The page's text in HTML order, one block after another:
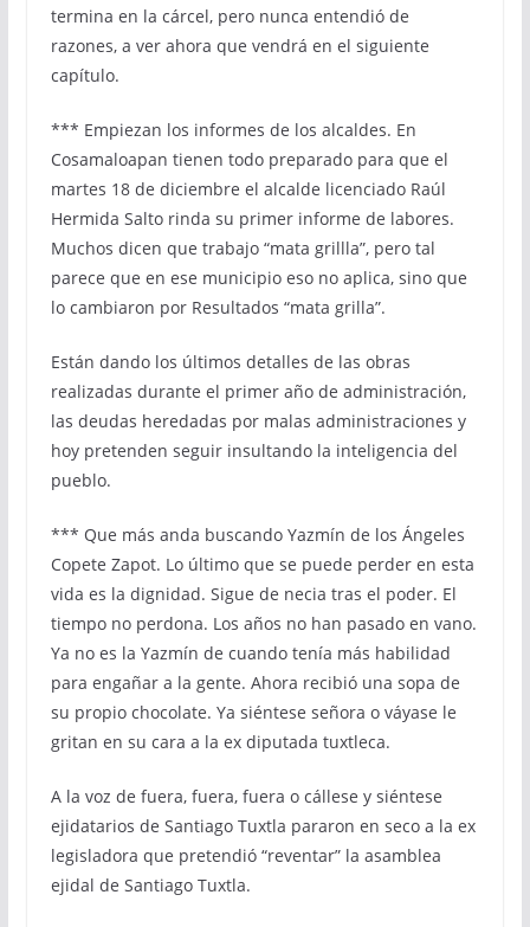
termina en la cárcel, pero nunca entendió de
razones, a ver ahora que vendrá en el siguiente
capítulo.
*** Empiezan los informes de los alcaldes. En
Cosamaloapan tienen todo preparado para que el
martes 18 de diciembre el alcalde licenciado Raúl
Hermida Salto rinda su primer informe de labores.
Muchos dicen que trabajo “mata grillla”, pero tal
parece que en ese municipio eso no aplica, sino que
lo cambiaron por Resultados “mata grilla”.
Están dando los últimos detalles de las obras
realizadas durante el primer año de administración,
las deudas heredadas por malas administraciones y
hoy pretenden seguir insultando la inteligencia del
pueblo.
*** Que más anda buscando Yazmín de los Ángeles
Copete Zapot. Lo último que se puede perder en esta
vida es la dignidad. Sigue de necia tras el poder. El
tiempo no perdona. Los años no han pasado en vano.
Ya no es la Yazmín de cuando tenía más habilidad
para engañar a la gente. Ahora recibió una sopa de
su propio chocolate. Ya siéntese señora o váyase le
gritan en su cara a la ex diputada tuxtleca.
A la voz de fuera, fuera, fuera o cállese y siéntese
ejidatarios de Santiago Tuxtla pararon en seco a la ex
legisladora que pretendió “reventar” la asamblea
ejidal de Santiago Tuxtla.